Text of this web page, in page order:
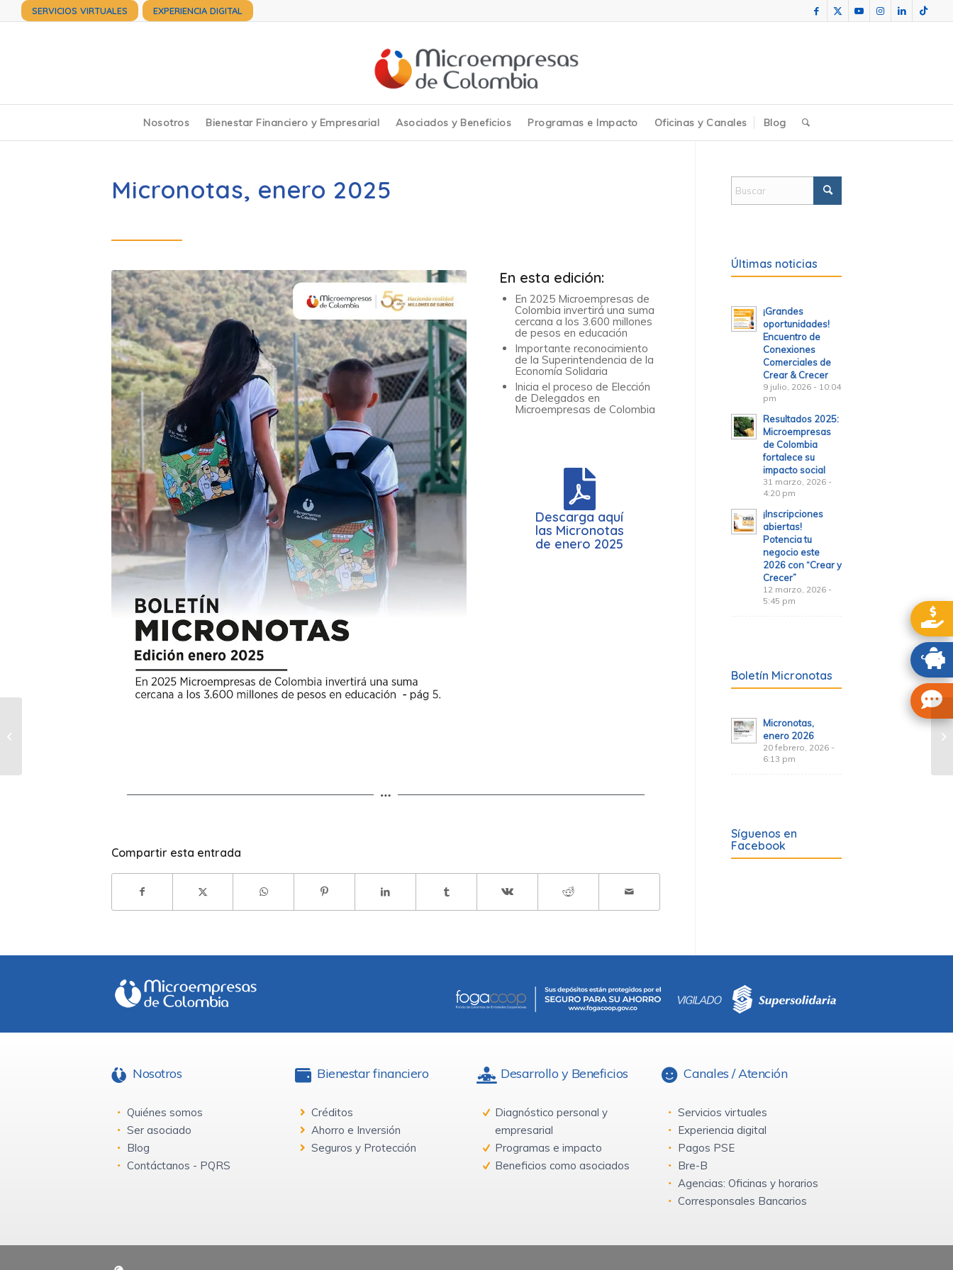
SERVICIOS VIRTUALES EXPERIENCIA DIGITAL
Nosotros Bienestar Financiero y Empresarial Asociados y Beneficios Programas e Impacto Oficinas y Canales Blog
Micronotas, enero 2025
En esta edición:
En 2025 Microempresas de
Colombia invertirá una suma
cercana a los 3.600 millones
de pesos en educación
Importante reconocimiento
de la Superintendencia de la
Economía Solidaria
Inicia el proceso de Elección
de Delegados en
Microempresas de Colombia
Descarga aquí
las Micronotas
de enero 2025
Compartir esta entrada
Últimas noticias
¡Grandes
oportunidades!
Encuentro de
Conexiones
Comerciales de
Crear & Crecer
9 julio, 2026 - 10:04
pm
Resultados 2025:
Microempresas
de Colombia
fortalece su
impacto social
31 marzo, 2026 -
4:20 pm
¡Inscripciones
abiertas!
Potencia tu
negocio este
2026 con “Crear y
Crecer”
12 marzo, 2026 -
5:45 pm
Boletín Micronotas
Micronotas,
enero 2026
20 febrero, 2026 -
6:13 pm
Síguenos en
Facebook
Nosotros
Quiénes somos
Ser asociado
Blog
Contáctanos - PQRS
Bienestar financiero
Créditos
Ahorro e Inversión
Seguros y Protección
Desarrollo y Beneficios
Diagnóstico personal y
empresarial
Programas e impacto
Beneficios como asociados
Canales / Atención
Servicios virtuales
Experiencia digital
Pagos PSE
Bre-B
Agencias: Oficinas y horarios
Corresponsales Bancarios